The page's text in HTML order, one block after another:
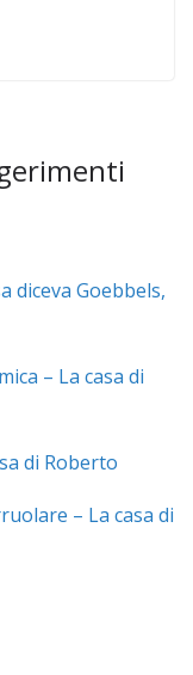
diceva Goebbels,
– La casa di
di Roberto
– La casa di